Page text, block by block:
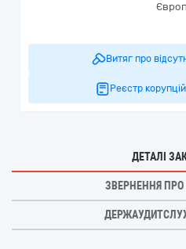
Витяг про
Реєстр
ДЕТАЛІ
ЗВЕРНЕННЯ